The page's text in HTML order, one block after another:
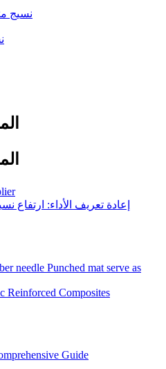
نسيج
إعادة تعريف الأداء:
Reinforced Composites
Guide